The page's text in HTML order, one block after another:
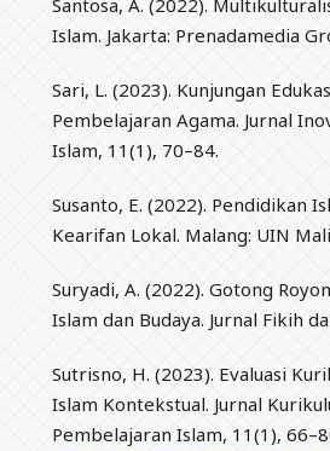
Santosa, A. (2022).
Islam. Jakarta: Prenadamedia
Sari, L. (2023). Kunjungan
Pembelajaran Agama. Jurnal
Islam, 11(1), 70–84.
Susanto, E. (2022). Pendidikan
Kearifan Lokal. Malang: UIN
Suryadi, A. (2022). Gotong
Islam dan Budaya. Jurnal Fikih
Sutrisno, H. (2023). Evaluasi
Islam Kontekstual. Jurnal
Pembelajaran Islam, 11(1),